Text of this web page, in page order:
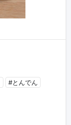
#とんでん